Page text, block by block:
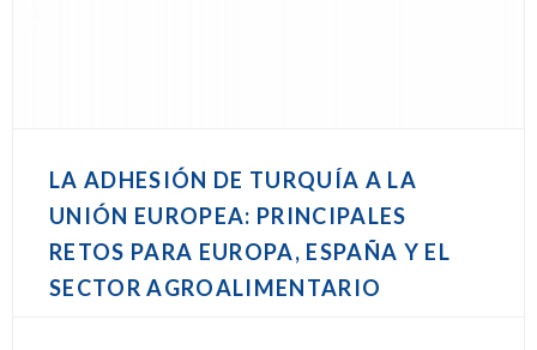
LA ADHESIÓN DE TURQUÍA A LA
UNIÓN EUROPEA: PRINCIPALES
RETOS PARA EUROPA, ESPAÑA Y EL
SECTOR AGROALIMENTARIO